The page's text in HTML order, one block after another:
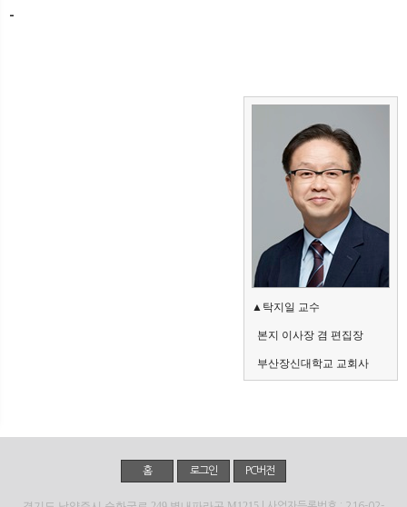
-​​
▲탁지일 교수
본지 이사장 겸 편집장
부산장신대학교 교회사
홈 로그인 PC버전